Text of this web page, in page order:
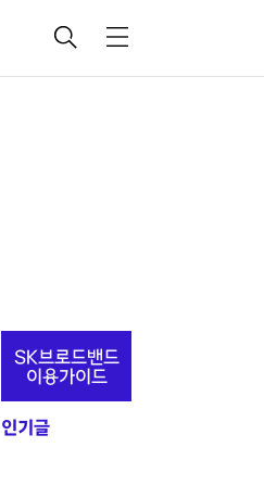
검
메
추
정
보
SK브로드밴드
이용가이드
인기글